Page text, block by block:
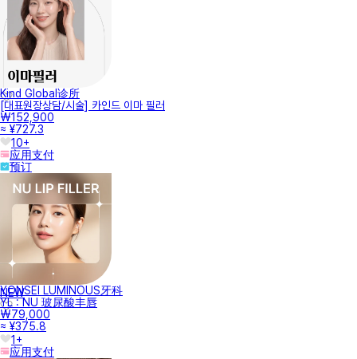
Kind Global诊所
[대표원장상담/시술] 카인드 이마 필러
₩152,900
≈ ¥727.3
10+
应用支付
预订
NEW
YONSEI LUMINOUS牙科
YL : NU 玻尿酸丰唇
₩79,000
≈ ¥375.8
1+
应用支付